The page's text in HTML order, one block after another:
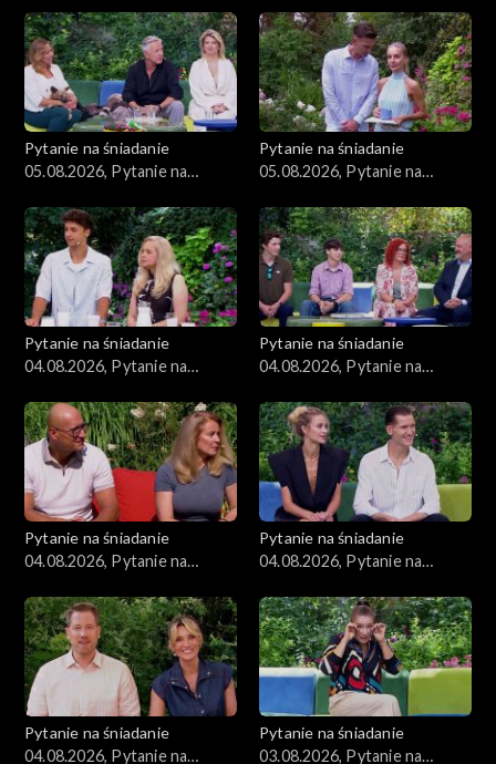
Pytanie na śniadanie
05.08.2026, Pytanie na
Pytanie na śniadanie
05.08.2026, Pytanie na
Pytanie na śniadanie
04.08.2026, Pytanie na
Pytanie na śniadanie
04.08.2026, Pytanie na
Pytanie na śniadanie
04.08.2026, Pytanie na
Pytanie na śniadanie
04.08.2026, Pytanie na
Pytanie na śniadanie
04.08.2026, Pytanie na
Pytanie na śniadanie
03.08.2026, Pytanie na